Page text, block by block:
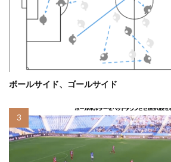
ボールサイド、ゴールサイド